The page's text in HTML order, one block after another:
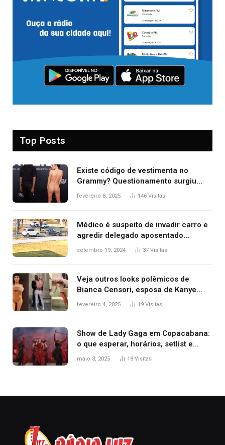
Top Posts
Existe código de vestimenta no
Grammy? Questionamento surgiu
após Bianca Censori, mulher de
fevereiro 8, 2025 146 Visitas
Médico é suspeito de invadir carro e
agredir delegado aposentado
durante confusão no trânsito
setembro 19, 2024 37 Visitas
Veja outros looks polêmicos de
Bianca Censori, esposa de Kanye
West que apareceu nua no Grammy
fevereiro 4, 2025 19 Visitas
Show de Lady Gaga em Copacabana:
o que esperar, horários, setlist e
onde assistir
maio 3, 2025 18 Visitas